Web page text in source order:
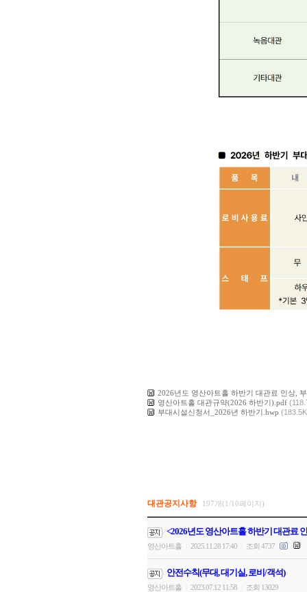
2026년도 영산아트홀 하반기 대관료 인상,
영산아트홀 대관규약(2026 하반기).pdf
부대시설신청서_2026년 하반기.hwp
대관공지사항 197개(1/10페이지)
<2026년도 영산아트홀 하반기 대관료
영산아트홀 2025.11.28 17:40 조회 4737
안전수칙(무대, 대기실, 로비/객석)
영산아트홀 2023.07.12 11:58 조회 13029